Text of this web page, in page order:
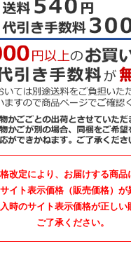
改定により、お届けする商品
イト表示価格（販売価格）が
時のサイト表示価格が正しい
ご了承ください。